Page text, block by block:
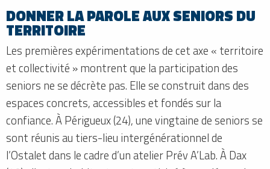
DONNER LA PAROLE AUX SENIORS DU
TERRITOIRE
Les premières expérimentations de cet axe « territoire
et collectivité » montrent que la participation des
seniors ne se décrète pas. Elle se construit dans des
espaces concrets, accessibles et fondés sur la
confiance. À Périgueux (24), une vingtaine de seniors se
sont réunis au tiers-lieu intergénérationnel de
l’Ostalet dans le cadre d’un atelier Prév A’Lab. À Dax